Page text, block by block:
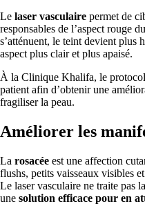
Le laser vasculaire permet de
responsables de l’aspect rouge
s’atténuent, le teint devient plus
aspect plus clair et plus apaisé.
À la Clinique Khalifa, le
patient afin d’obtenir une
fragiliser la peau.
Améliorer les
La rosacée est une affection
flushs, petits vaisseaux visibles
Le laser vasculaire ne traite pas
une solution efficace pour en